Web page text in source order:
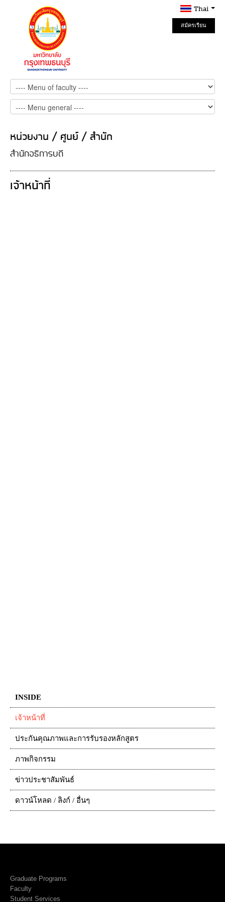
Thai
สมัครเรียน
Online
หน่วยงาน / ศูนย์ / สำนัก
สำนักอธิการบดี
เจ้าหน้าที่
INSIDE
เจ้าหน้าที่
ประกันคุณภาพและการรับรองหลักสูตร
ภาพกิจกรรม
ข่าวประชาสัมพันธ์
ดาวน์โหลด / ลิงก์ / อื่นๆ
Graduate Programs
Faculty
Student Services